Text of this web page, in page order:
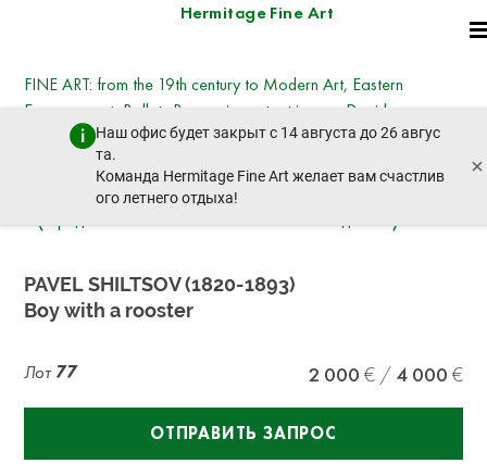
Hermitage Fine Art
Наш офис будет закрыт с 14 августа до 26 авгус
та.
Команда Hermitage Fine Art желает вам счастлив
ого летнего отдыха!
×
FINE ART: from the 19th century to Modern Art, Eastern
European art, Ballets Russes, important icons - David
Hockney, Kotarbinsky, Nesterov, Goncharova,
Deineka, Vysotsky
вторник, 21 октября 2025 г. - 14:30
PAVEL SHILTSOV (1820-1893)
Boy with a rooster
Лот 77 2 000 4 000
ОТПРАВИТЬ ЗАПРОС